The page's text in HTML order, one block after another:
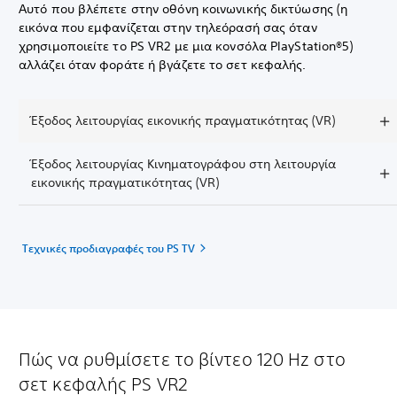
Αυτό που βλέπετε στην οθόνη κοινωνικής δικτύωσης (η
εικόνα που εμφανίζεται στην τηλεόρασή σας όταν
χρησιμοποιείτε το PS VR2 με μια κονσόλα PlayStation®5)
αλλάζει όταν φοράτε ή βγάζετε το σετ κεφαλής.
Έξοδος λειτουργίας εικονικής πραγματικότητας (VR)
Έξοδος λειτουργίας Κινηματογράφου στη λειτουργία
εικονικής πραγματικότητας (VR)
Τεχνικές προδιαγραφές του PS TV
Πώς να ρυθμίσετε το βίντεο 120 Hz στο
σετ κεφαλής PS VR2